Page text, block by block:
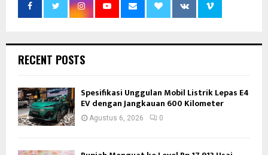
RECENT POSTS
Spesifikasi Unggulan Mobil Listrik Lepas E4
EV dengan Jangkauan 600 Kilometer
Agustus 6, 2026 0